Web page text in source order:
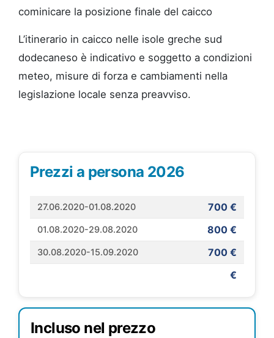
cominicare la posizione finale del caicco
L’itinerario in caicco nelle isole greche sud
dodecaneso è indicativo e soggetto a condizioni
meteo, misure di forza e cambiamenti nella
legislazione locale senza preavviso.
Prezzi a persona 2026
27.06.2020-01.08.2020 700 €
01.08.2020-29.08.2020 800 €
30.08.2020-15.09.2020
700 €
€
Incluso nel prezzo